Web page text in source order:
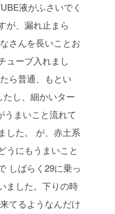
液がふさいでく
が、漏れ止まら
さんを長いことお
ューブ入れまし
ら普通、もとい
し、細かいター
うまいこと流れて
た。
が、赤土系
うにもうまいこと
しばらく29に乗っ
ました。下りの時
てるようなんだけ